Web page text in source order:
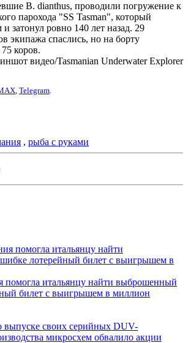
B. dianthus, проводили погружение к
парохода "SS Tasman", который
затонул ровно 140 лет назад. 29
экипажа спаслись, но на борту
коров.
видео/Tasmanian Underwater Explorer
, Telegram.
, рыба с руками
помогла итальянцу найти выброшенный
билет с выигрышем в миллион